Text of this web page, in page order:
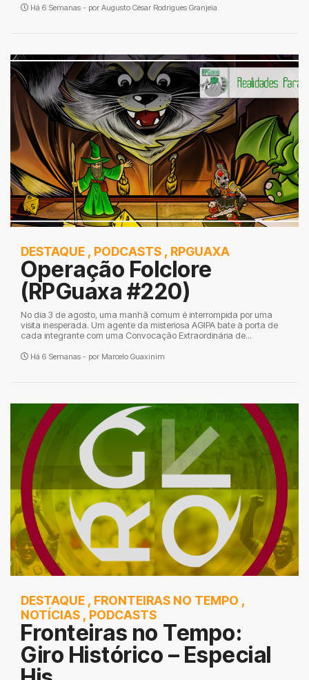
Há 6 Semanas - por Augusto César Rodrigues Granjeia
DESTAQUE , PODCASTS , RPGUAXA
Operação Folclore
(RPGuaxa #220)
No dia 3 de agosto, uma manhã comum é interrompida por uma
visita inesperada. Um agente da misteriosa AGIPA bate à porta de
cada integrante com uma Convocação Extraordinária de...
Há 6 Semanas - por Marcelo Guaxinim
DESTAQUE , FRONTEIRAS NO TEMPO ,
NOTÍCIAS , PODCASTS
Fronteiras no Tempo:
Giro Histórico – Especial